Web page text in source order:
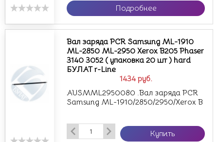
Подробнее
1434 руб.
Вал заряда PCR Samsung ML-1910
ML-2850 ML-2950 Xerox B205 Phaser
3140 3052 ( упаковка 20 шт ) hard
БУЛАТ r-Line
AUSMML2950080 .Вал заряда PCR
Samsung ML-1910/2850/2950/Xerox B
Купить